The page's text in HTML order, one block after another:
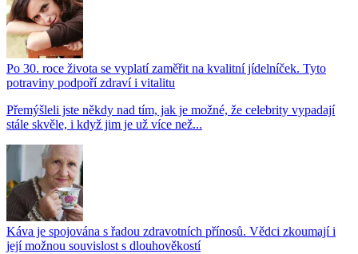
Po 30. roce života se vyplatí zaměřit na kvalitní jídelníček. Tyto
potraviny podpoří zdraví i vitalitu
Přemýšleli jste někdy nad tím, jak je možné, že celebrity vypadají
stále skvěle, i když jim je už více než...
Káva je spojována s řadou zdravotních přínosů. Vědci zkoumají i
její možnou souvislost s dlouhověkostí